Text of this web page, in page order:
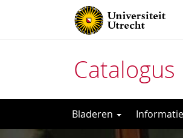
naar
Bladeren Informatie